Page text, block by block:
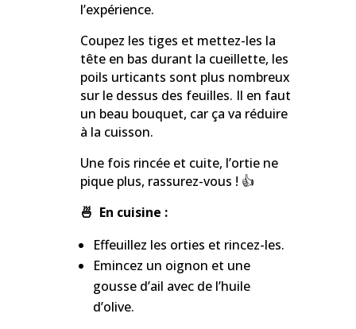
l’expérience.
Coupez les tiges et mettez-les la
tête en bas durant la cueillette, les
poils urticants sont plus nombreux
sur le dessus des feuilles. Il en faut
un beau bouquet, car ça va réduire
à la cuisson.
Une fois rincée et cuite, l’ortie ne
pique plus, rassurez-vous ! 👍
🍜 En cuisine :
Effeuillez les orties et rincez-les.
Emincez un oignon et une
gousse d’ail avec de l’huile
d’olive.